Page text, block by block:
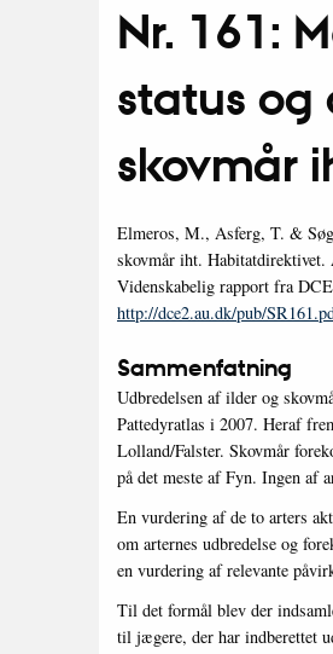
Nr. 161:
status og
skovmår
Elmeros, M., Asferg, T. &
skovmår iht.
Videnskabelig rapport fra
http://dce2.au.dk/pub/
Sammenfatning
Udbredelsen af ilder og
Pattedyratlas i 2007. Heraf
Lolland/Falster. Skovmår
på det meste af Fyn. Ingen af
En vurdering af de to arters
om arternes udbredelse og
en vurdering af relevante
Til det formål blev der
til jægere, der har indberettet